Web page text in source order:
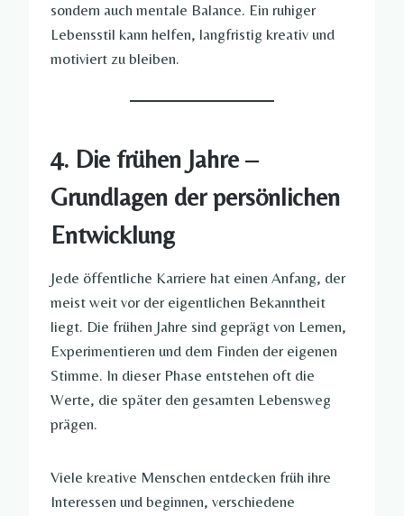
sondern auch mentale Balance. Ein ruhiger
Lebensstil kann helfen, langfristig kreativ und
motiviert zu bleiben.
4. Die frühen Jahre –
Grundlagen der persönlichen
Entwicklung
Jede öffentliche Karriere hat einen Anfang, der
meist weit vor der eigentlichen Bekanntheit
liegt. Die frühen Jahre sind geprägt von Lernen,
Experimentieren und dem Finden der eigenen
Stimme. In dieser Phase entstehen oft die
Werte, die später den gesamten Lebensweg
prägen.
Viele kreative Menschen entdecken früh ihre
Interessen und beginnen, verschiedene